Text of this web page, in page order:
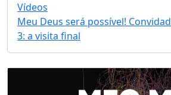
Vídeos
Meu Deus será possível!
3: a visita final